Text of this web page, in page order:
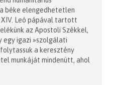
béke elengedhetetlen
XIV. Leó pápával tartott
az Apostoli Székkel,
egy igazi »szolgálati
a keresztény
munkáját mindenütt, ahol